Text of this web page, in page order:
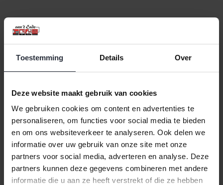
Toestemming Details Over
Deze website maakt gebruik van cookies
We gebruiken cookies om content en advertenties te
personaliseren, om functies voor social media te bieden
en om ons websiteverkeer te analyseren. Ook delen we
informatie over uw gebruik van onze site met onze
partners voor social media, adverteren en analyse. Deze
partners kunnen deze gegevens combineren met andere
informatie die u aan ze heeft verstrekt of die ze hebben
Kookpan ø18cm Demeyere
Atlantis 7
€249,00 Incl. btw
€205,79 Excl. btw
Beschikbaar
Kookpan ø20cm Demeyere
Atlantis 7
€269,00 Incl. btw
€222,31 Excl. btw
Beschikbaar